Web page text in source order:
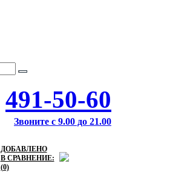
491-50-60
Звоните с 9.00 до 21.00
ДОБАВЛЕНО
В СРАВНЕНИЕ:
(0)